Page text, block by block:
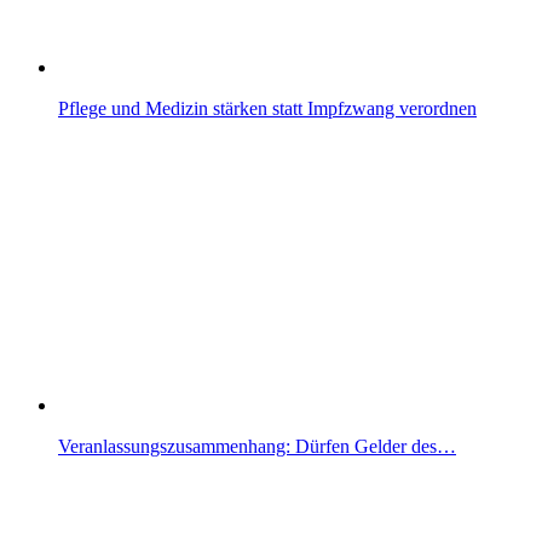
Pflege und Medizin stärken statt Impfzwang verordnen
Veranlassungszusammenhang: Dürfen Gelder des…